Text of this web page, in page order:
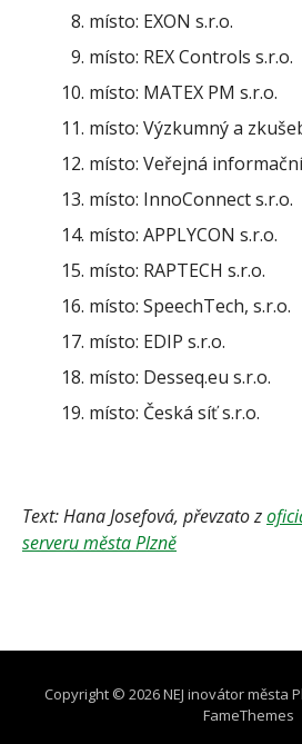
místo: EXON s.r.o.
místo: REX Controls s.r.o.
místo: MATEX PM s.r.o.
místo: Výzkumný a
místo: Veřejná
místo: InnoConnect s.r.o.
místo: APPLYCON s.r.o.
místo: RAPTECH s.r.o.
místo: SpeechTech, s.r.o.
místo: EDIP s.r.o.
místo: Desseq.eu s.r.o.
místo: Česká síť s.r.o.
Text: Hana Josefová, převzato z
serveru města Plzně
Copyright © 2026 NEJ inovátor města
FameThemes